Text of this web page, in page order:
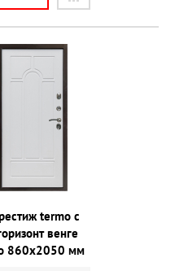
termo с
венге
860х2050 мм